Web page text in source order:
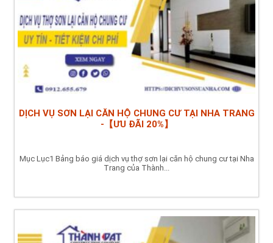
DỊCH VỤ SƠN LẠI CĂN HỘ CHUNG CƯ TẠI NHA TRANG
-【ƯU ĐÃI 20%】
Mục Lục1 Bảng báo giá dịch vụ thợ sơn lại căn hộ chung cư tại Nha
Trang của Thành...